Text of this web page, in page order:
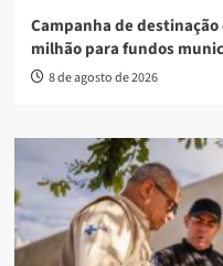
Campanha de destinação
milhão para fundos
8 de agosto de 2026